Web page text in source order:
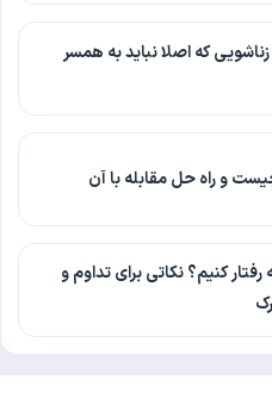
که اصلا نباید به همسر
و راه حل مقابله با آن
رفتار کنیم؟ نکاتی برای تداوم و